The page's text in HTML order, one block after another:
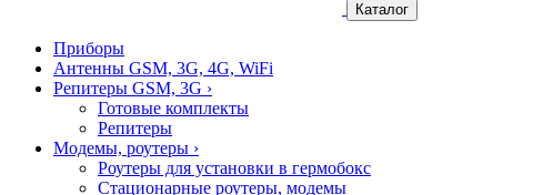
Каталог
Приборы
Антенны GSM, 3G, 4G, WiFi
Репитеры GSM, 3G ›
Готовые комплекты
Репитеры
Модемы, роутеры ›
Роутеры для установки в гермобокс
Стационарные роутеры, модемы